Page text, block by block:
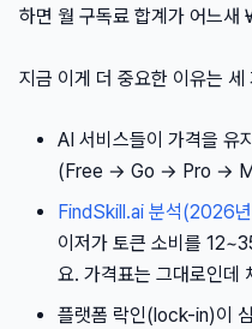
하면 월 구독료 합계가 어느
지금 이게 더 중요한 이유는 세
AI 서비스들이 가격을 유
(Free → Go → Pro →
FindSkill.ai 분석(2026
이저가 토큰 소비를
요. 가격표는 그대로인데
플랫폼 락인(lock-in)이